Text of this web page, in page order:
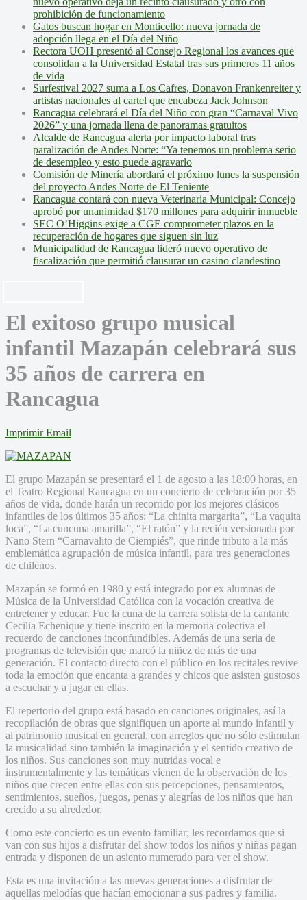
prohibición de funcionamiento
Gatos buscan hogar en Monticello: nueva jornada de
adopción llega en el Día del Niño
Rectora UOH presentó al Consejo Regional los avances que
consolidan a la Universidad Estatal tras sus primeros 11 años
de vida
Surfestival 2027 suma a Los Cafres, Donavon Frankenreiter y
artistas nacionales al cartel que encabeza Jack Johnson
Rancagua celebrará el Día del Niño con gran “Carnaval Vivo
2026” y una jornada llena de panoramas gratuitos
Alcalde de Rancagua alerta por impacto laboral tras
paralización de Andes Norte: “Ya tenemos un problema serio
de desempleo y esto puede agravarlo
Comisión de Minería abordará el próximo lunes la suspensión
del proyecto Andes Norte de El Teniente
Rancagua contará con nueva Veterinaria Municipal: Concejo
aprobó por unanimidad $170 millones para adquirir inmueble
SEC O’Higgins exige a CGE comprometer plazos en la
recuperación de hogares que siguen sin luz
Municipalidad de Rancagua lideró nuevo operativo de
fiscalización que permitió clausurar un casino clandestino
El exitoso grupo musical
infantil Mazapán celebrará sus
35 años de carrera en
Rancagua
Imprimir Email
El grupo Mazapán se presentará el 1 de agosto a las 18:00 horas, en
el Teatro Regional Rancagua en un concierto de celebración por 35
años de vida, donde harán un recorrido por los mejores clásicos
infantiles de los últimos 35 años: “La chinita margarita”, “La vaquita
loca”, “La cuncuna amarilla”, “El ratón” y la recién versionada por
Nano Stern “Carnavalito de Ciempiés”, que rinde tributo a la más
emblemática agrupación de música infantil, para tres generaciones
de chilenos.
Mazapán se formó en 1980 y está integrado por ex alumnas de
Música de la Universidad Católica con la vocación creativa de
entretener y educar. Fue la cuna de la carrera solista de la cantante
Cecilia Echenique y tiene inscrito en la memoria colectiva el
recuerdo de canciones inconfundibles. Además de una seria de
programas de televisión que marcó la niñez de más de una
generación. El contacto directo con el público en los recitales revive
toda la emoción que encanta a grandes y chicos que asisten gustosos
a escuchar y a jugar en ellas.
El repertorio del grupo está basado en canciones originales, así la
recopilación de obras que signifiquen un aporte al mundo infantil y
al patrimonio musical en general, con arreglos que no sólo estimulan
la musicalidad sino también la imaginación y el sentido creativo de
los niños. Sus canciones son muy nutridas vocal e
instrumentalmente y las temáticas vienen de la observación de los
niños que crecen entre ellas con sus percepciones, pensamientos,
sentimientos, sueños, juegos, penas y alegrías de los niños que han
crecido a su alrededor.
Como este concierto es un evento familiar; les recordamos que si
van con sus hijos a disfrutar del show todos los niños y niñas pagan
entrada y disponen de un asiento numerado para ver el show.
Esta es una invitación a las nuevas generaciones a disfrutar de
aquellas melodías que hacían emocionar a sus padres y familia.